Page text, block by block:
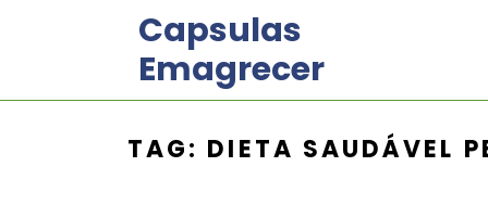
Capsulas
Emagrecer
TAG: DIETA SAUDÁVEL